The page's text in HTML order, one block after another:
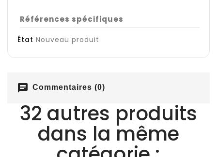
Références spécifiques
État Nouveau produit
chat Commentaires (0)
32 autres produits
dans la même